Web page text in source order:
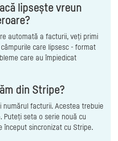
lipsește vreun
automată a facturii, veți primi
care lipsesc - format
care au împiedicat
din Stripe?
facturii. Acestea trebuie
Puteți seta o serie nouă cu
început sincronizat cu Stripe.